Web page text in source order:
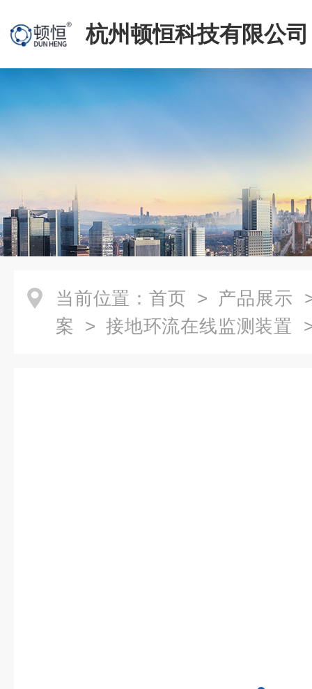
杭州顿恒科技有限公司
当前位置： 首页 > 产品展示
案 > 接地环流在线监测装置